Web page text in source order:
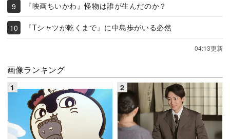
『映画ちいかわ』怪物は誰が生んだのか？
『Tシャツが乾くまで』に中島歩がいる必然
04:13更新
画像ランキング